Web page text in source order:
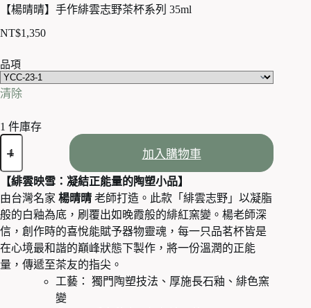
【楊晴晴】手作緋雲志野茶杯系列 35ml
NT$1,350
品項
清除
1 件庫存
晴
晴】
手
作
緋
雲
志
野
茶
加入購物車
【緋雲映雪：凝結正能量的陶塑小品】
由台灣名家 楊晴晴 老師打造。此款「緋雲志野」以凝脂
般的白釉為底，刷覆出如晚霞般的緋紅窯變。楊老師深
信，創作時的喜悅能賦予器物靈魂，每一只品茗杯皆是
在心境最和諧的巔峰狀態下製作，將一份溫潤的正能
量，傳遞至茶友的指尖。
工藝： 獨門陶塑技法、厚施長石釉、緋色窯
變